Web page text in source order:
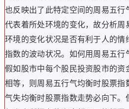
也反映出了此特定空间的周易五行
代表着所处环境的变化，故分析周
环境的变化状况是否有利于人的情
指数的波动状况。如何用周易五行
假如股市中每个股民投资股市的资
相等，则周易五行气均衡时股票指
气失均衡时股票指数走势必向下。